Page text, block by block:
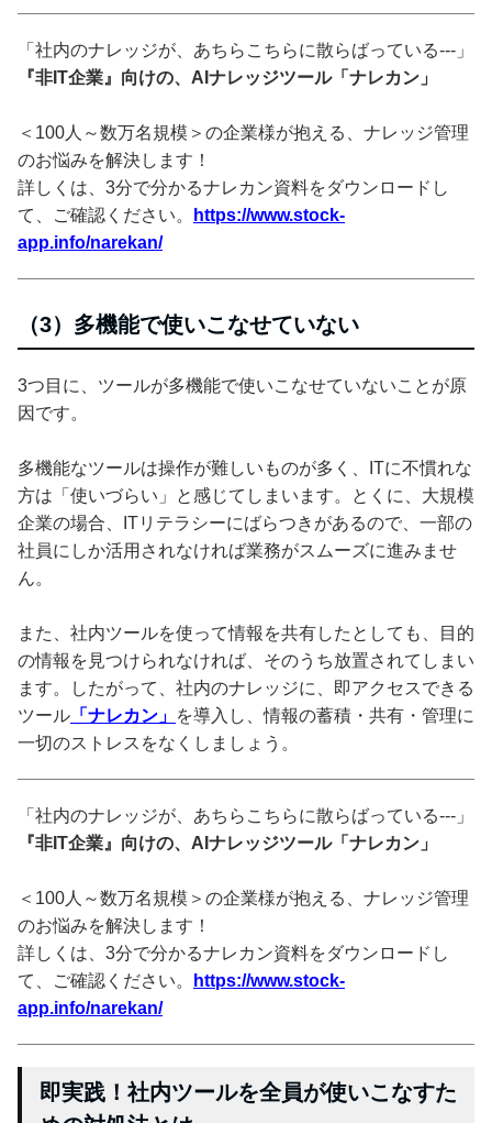
「社内のナレッジが、あちらこちらに散らばっている---」
『非IT企業』向けの、AIナレッジツール「ナレカン」
＜100人～数万名規模＞の企業様が抱える、ナレッジ管理
のお悩みを解決します！
詳しくは、3分で分かるナレカン資料をダウンロードし
て、ご確認ください。
https://www.stock-
app.info/narekan/
（3）多機能で使いこなせていない
3つ目に、ツールが多機能で使いこなせていないことが原
因です。
多機能なツールは操作が難しいものが多く、ITに不慣れな
方は「使いづらい」と感じてしまいます。とくに、大規模
企業の場合、ITリテラシーにばらつきがあるので、一部の
社員にしか活用されなければ業務がスムーズに進みませ
ん。
また、社内ツールを使って情報を共有したとしても、目的
の情報を見つけられなければ、そのうち放置されてしまい
ます。したがって、社内のナレッジに、即アクセスできる
ツール 「ナレカン」 を導入し、情報の蓄積・共有・管理に
一切のストレスをなくしましょう。
「社内のナレッジが、あちらこちらに散らばっている---」
『非IT企業』向けの、AIナレッジツール「ナレカン」
＜100人～数万名規模＞の企業様が抱える、ナレッジ管理
のお悩みを解決します！
詳しくは、3分で分かるナレカン資料をダウンロードし
て、ご確認ください。
https://www.stock-
app.info/narekan/
即実践！社内ツールを全員が使いこなすた